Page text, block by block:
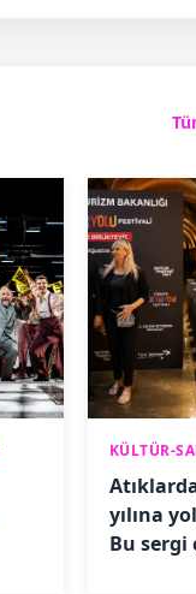
KÜLTÜR-
yılına
Bu sergi